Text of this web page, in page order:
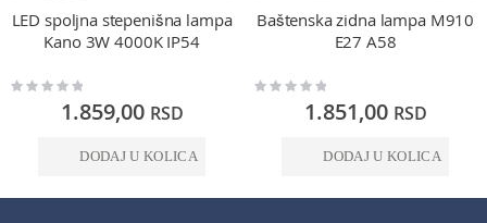
LED spoljna stepenišna lampa
Kano 3W 4000K IP54
Rating:
1.859,00 RSD
DODAJ U KOLICA
Baštenska zidna lampa M910
E27 A58
Rating:
1.851,00 RSD
DODAJ U KOLICA